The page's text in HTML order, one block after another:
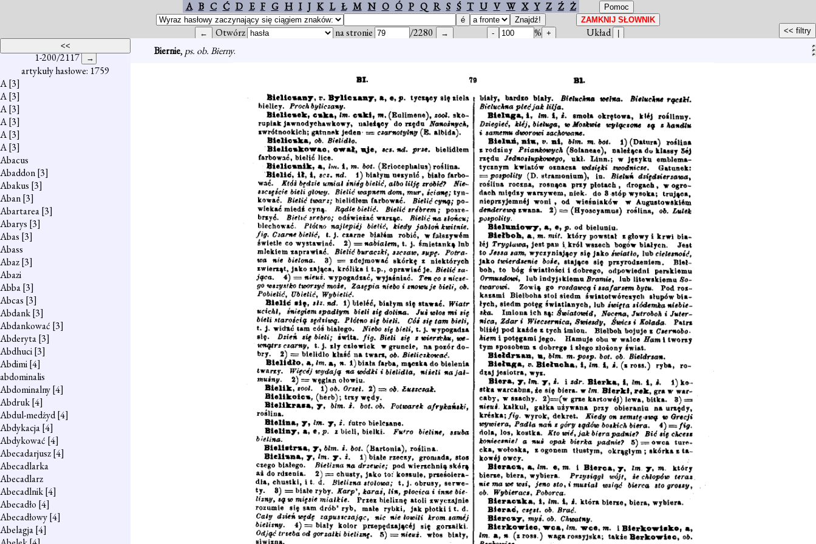
A B C Ć D E F G H I J K L Ł M N O Ó P Q R S Ś T U V W X Y Z Ź Ż
Otwórz na stronie /2280 %
Układ
1-200/2117
artykuły hasłowe: 1759
A[3]
A[3]
A[3]
A[3]
A[3]
A[3]
Abacus
Abaddon[3]
Abakus [3]
Aban[3]
Abartarea[3]
Abarys [3]
Abas [3]
Abass
Abaz[3]
Abazi
Abba[3]
Abcas [3]
Abdank[3]
Abdankować [3]
Abderyta[3]
Abdhuci[3]
Abdimi[4]
abdominalis
Abdominalny[4]
Abdruk[4]
Abdul-medżyd[4]
Abdykacja[4]
Abdykować [4]
Abecadarjusz[4]
Abecadlarka
Abecadlarz
Abecadlnik[4]
Abecadło [4]
Abecadłowy[4]
Abelagja[4]
Biernie, ps. ob. Bierny.